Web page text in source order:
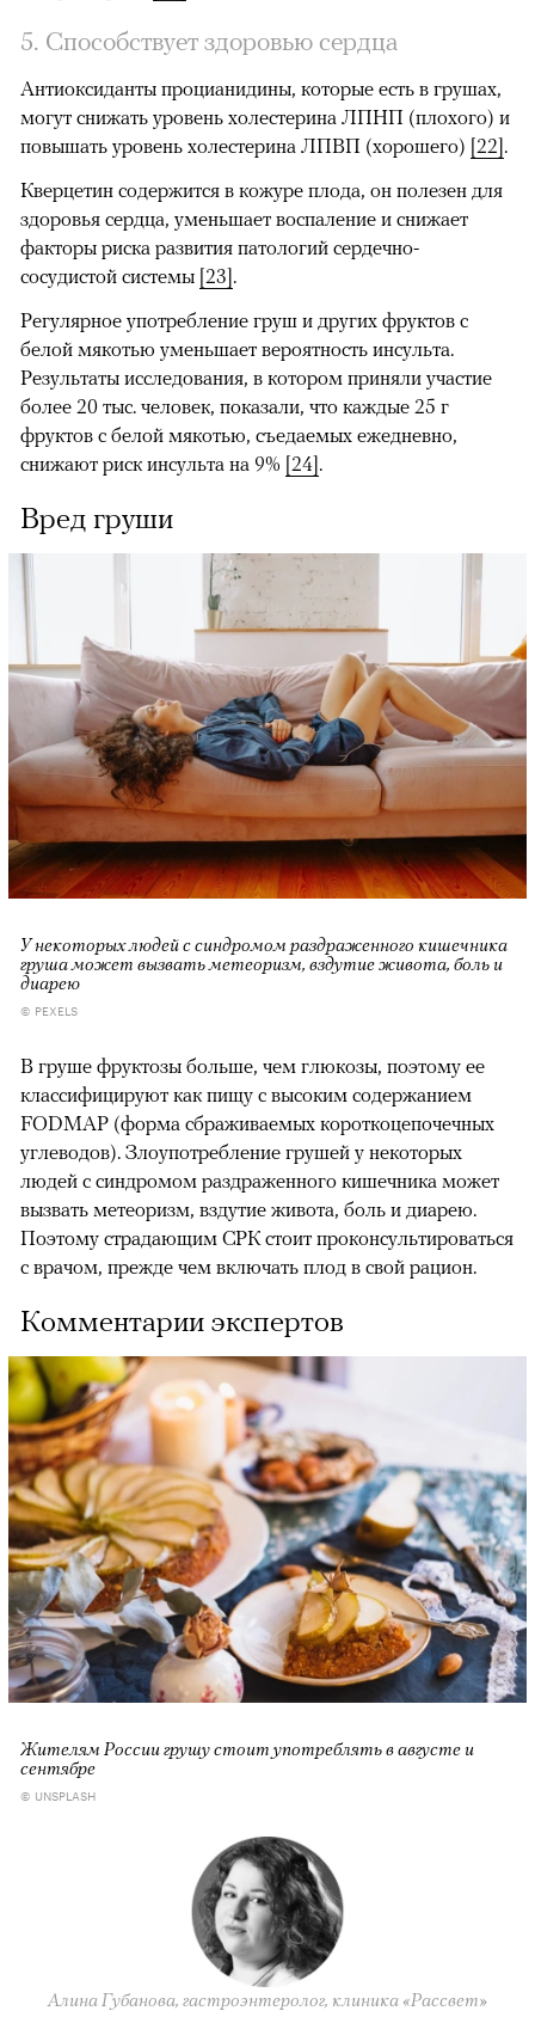
5. Способствует здоровью сердца
Антиоксиданты процианидины, которые есть в грушах,
могут снижать уровень холестерина ЛПНП (плохого) и
повышать уровень холестерина ЛПВП (хорошего) [22].
Кверцетин содержится в кожуре плода, он полезен для
здоровья сердца, уменьшает воспаление и снижает
факторы риска развития патологий сердечно-
сосудистой системы [23].
Регулярное употребление груш и других фруктов с
белой мякотью уменьшает вероятность инсульта.
Результаты исследования, в котором приняли участие
более 20 тыс. человек, показали, что каждые 25 г
фруктов с белой мякотью, съедаемых ежедневно,
снижают риск инсульта на 9% [24].
Вред груши
У некоторых людей с синдромом раздраженного кишечника
груша может вызвать метеоризм, вздутие живота, боль и
диарею
© PEXELS
В груше фруктозы больше, чем глюкозы, поэтому ее
классифицируют как пищу с высоким содержанием
FODMAP (форма сбраживаемых короткоцепочечных
углеводов). Злоупотребление грушей у некоторых
людей с синдромом раздраженного кишечника может
вызвать метеоризм, вздутие живота, боль и диарею.
Поэтому страдающим СРК стоит проконсультироваться
с врачом, прежде чем включать плод в свой рацион.
Комментарии экспертов
Жителям России грушу стоит употреблять в августе и
сентябре
© UNSPLASH
Алина Губанова, гастроэнтеролог, клиника «Рассвет»